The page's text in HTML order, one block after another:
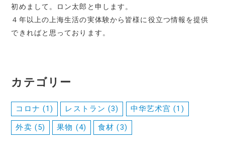
初めまして。ロン太郎と申します。
４年以上の上海生活の実体験から皆様に役立つ情報を提供
できればと思っております。
カテゴリー
コロナ (1) レストラン (3) 中华艺术宫 (1)
外卖 (5) 果物 (4) 食材 (3)